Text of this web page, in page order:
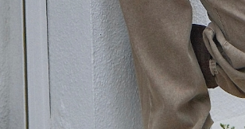
MEN
BRAND
WOMEN
MEN
Mypage
Login
プライバシーポリシー
特定商取引法に基づく表記
会員規約